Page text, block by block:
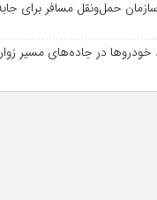
حمل‌ونقل مسافر برای
خودروها در جاده‌های مسیر